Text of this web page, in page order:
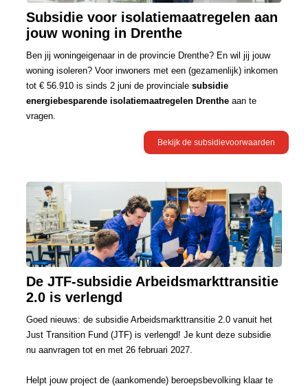
Subsidie voor isolatiemaatregelen aan
jouw woning in Drenthe
Ben jij woningeigenaar in de provincie Drenthe? En wil jij jouw
woning isoleren? Voor inwoners met een (gezamenlijk) inkomen
tot € 56.910 is sinds 2 juni de provinciale subsidie
energiebesparende isolatiemaatregelen Drenthe aan te
vragen.
Bekijk de subsidievoorwaarden
De JTF-subsidie Arbeidsmarkttransitie
2.0 is verlengd
Goed nieuws: de subsidie Arbeidsmarkttransitie 2.0 vanuit het
Just Transition Fund (JTF) is verlengd! Je kunt deze subsidie
nu aanvragen tot en met 26 februari 2027.
Helpt jouw project de (aankomende) beroepsbevolking klaar te